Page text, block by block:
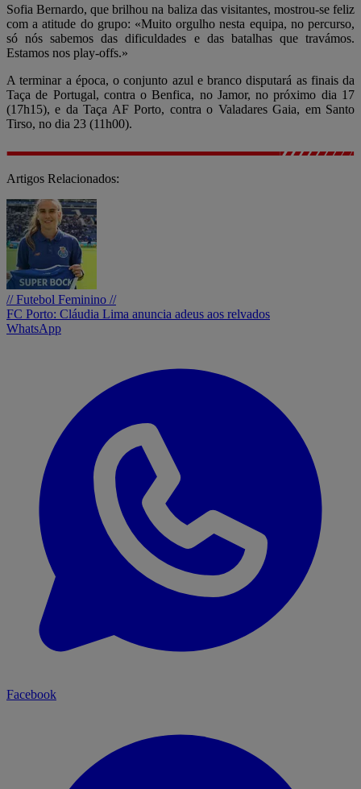
Sofia Bernardo, que brilhou na baliza das visitantes, mostrou-se feliz
com a atitude do grupo: «Muito orgulho nesta equipa, no percurso,
só nós sabemos das dificuldades e das batalhas que travámos.
Estamos nos play-offs.»
A terminar a época, o conjunto azul e branco disputará as finais da
Taça de Portugal, contra o Benfica, no Jamor, no próximo dia 17
(17h15), e da Taça AF Porto, contra o Valadares Gaia, em Santo
Tirso, no dia 23 (11h00).
Artigos Relacionados:
// Futebol Feminino //
FC Porto: Cláudia Lima anuncia adeus aos relvados
WhatsApp
Facebook